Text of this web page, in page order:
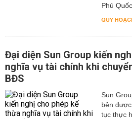
Phú
QUY
Đại diện Sun Group kiến
nghĩa vụ tài chính khi
BĐS
Sun
bên
tục thực